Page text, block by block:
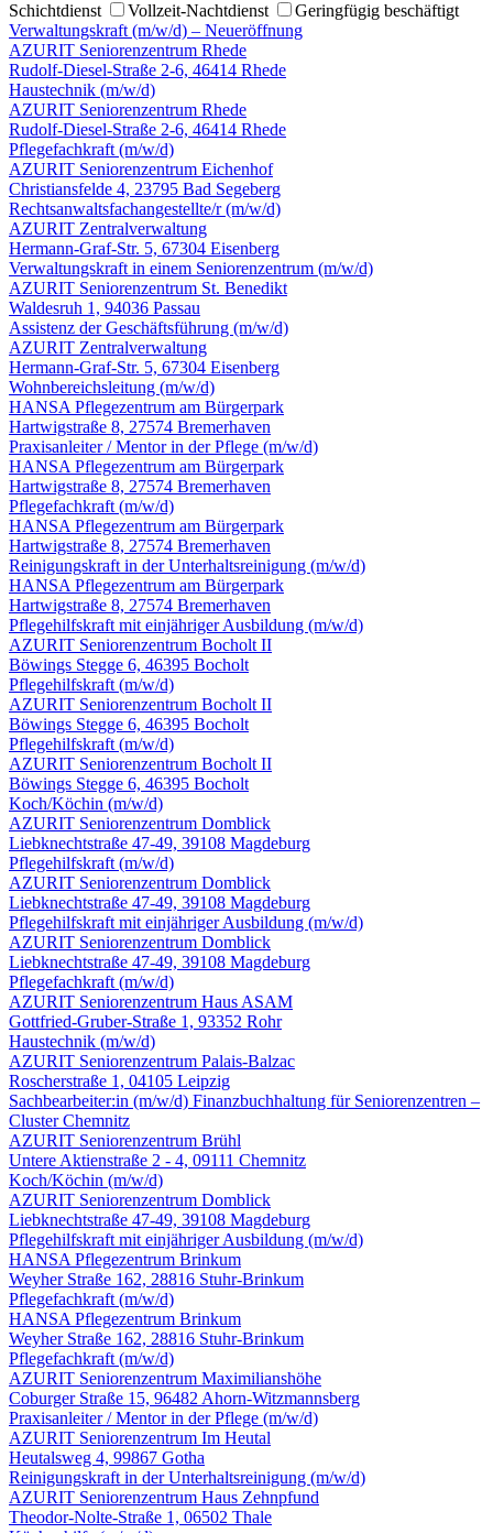
Schichtdienst
Vollzeit-Nachtdienst
Geringfügig beschäftigt
Verwaltungskraft (m/w/d) – Neueröffnung
AZURIT Seniorenzentrum Rhede
Rudolf-Diesel-Straße 2-6, 46414 Rhede
Haustechnik (m/w/d)
AZURIT Seniorenzentrum Rhede
Rudolf-Diesel-Straße 2-6, 46414 Rhede
Pflegefachkraft (m/w/d)
AZURIT Seniorenzentrum Eichenhof
Christiansfelde 4, 23795 Bad Segeberg
Rechtsanwaltsfachangestellte/r(m/w/d)
AZURIT Zentralverwaltung
Hermann-Graf-Str. 5, 67304 Eisenberg
Verwaltungskraft in einem Seniorenzentrum (m/w/d)
AZURIT Seniorenzentrum St. Benedikt
Waldesruh 1, 94036 Passau
Assistenz der Geschäftsführung (m/w/d)
AZURIT Zentralverwaltung
Hermann-Graf-Str. 5, 67304 Eisenberg
Wohnbereichsleitung (m/w/d)
HANSA Pflegezentrum am Bürgerpark
Hartwigstraße 8, 27574 Bremerhaven
Praxisanleiter / Mentor in der Pflege (m/w/d)
HANSA Pflegezentrum am Bürgerpark
Hartwigstraße 8, 27574 Bremerhaven
Pflegefachkraft (m/w/d)
HANSA Pflegezentrum am Bürgerpark
Hartwigstraße 8, 27574 Bremerhaven
Reinigungskraft in der Unterhalts­reinigung (m/w/d)
HANSA Pflegezentrum am Bürgerpark
Hartwigstraße 8, 27574 Bremerhaven
Pflegehilfskraft mit einjähriger Ausbildung (m/w/d)
AZURIT Seniorenzentrum Bocholt II
Böwings Stegge 6, 46395 Bocholt
Pflegehilfskraft (m/w/d)
AZURIT Seniorenzentrum Bocholt II
Böwings Stegge 6, 46395 Bocholt
Pflegehilfskraft (m/w/d)
AZURIT Seniorenzentrum Bocholt II
Böwings Stegge 6, 46395 Bocholt
Koch/Köchin (m/w/d)
AZURIT Seniorenzentrum Domblick
Liebknechtstraße 47-49, 39108 Magdeburg
Pflegehilfskraft (m/w/d)
AZURIT Seniorenzentrum Domblick
Liebknechtstraße 47-49, 39108 Magdeburg
Pflegehilfskraft mit einjähriger Ausbildung (m/w/d)
AZURIT Seniorenzentrum Domblick
Liebknechtstraße 47-49, 39108 Magdeburg
Pflegefachkraft (m/w/d)
AZURIT Seniorenzentrum Haus ASAM
Gottfried-Gruber-Straße 1, 93352 Rohr
Haustechnik (m/w/d)
AZURIT Seniorenzentrum Palais-Balzac
Roscherstraße 1, 04105 Leipzig
Sachbearbeiter:in (m/w/d) Finanzbuchhaltung für Seniorenzentren –
Cluster Chemnitz
AZURIT Seniorenzentrum Brühl
Untere Aktienstraße 2 - 4, 09111 Chemnitz
Koch/Köchin (m/w/d)
AZURIT Seniorenzentrum Domblick
Liebknechtstraße 47-49, 39108 Magdeburg
Pflegehilfskraft mit einjähriger Ausbildung (m/w/d)
HANSA Pflegezentrum Brinkum
Weyher Straße 162, 28816 Stuhr-Brinkum
Pflegefachkraft (m/w/d)
HANSA Pflegezentrum Brinkum
Weyher Straße 162, 28816 Stuhr-Brinkum
Pflegefachkraft (m/w/d)
AZURIT Seniorenzentrum Maximilianshöhe
Coburger Straße 15, 96482 Ahorn-Witzmannsberg
Praxisanleiter / Mentor in der Pflege (m/w/d)
AZURIT Seniorenzentrum Im Heutal
Heutalsweg 4, 99867 Gotha
Reinigungskraft in der Unterhalts­reinigung (m/w/d)
AZURIT Seniorenzentrum Haus Zehnpfund
Theodor-Nolte-Straße 1, 06502 Thale